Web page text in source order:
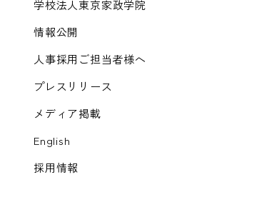
学校法人東京家政学院
情報公開
人事採用ご担当者様へ
プレスリリース
メディア掲載
English
採用情報